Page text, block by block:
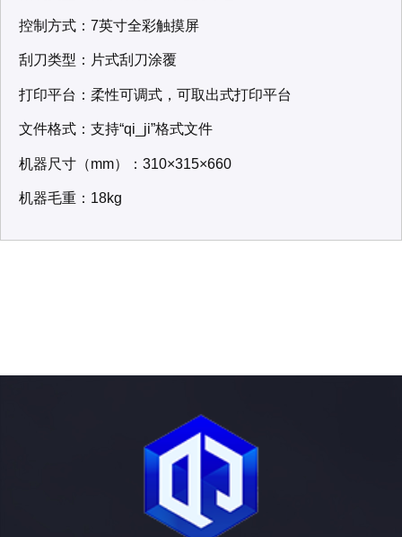
控制方式：7英寸全彩触摸屏
刮刀类型：片式刮刀涂覆
打印平台：柔性可调式，可取出式打印平台
文件格式：支持“qi_ji”格式文件
机器尺寸（mm）：310×315×660
机器毛重：18kg